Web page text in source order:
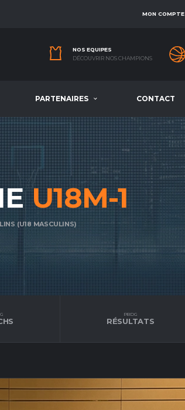
MON COMPTE
NOS EQUIPES
DÉCOUVRIR NOS CHAMPIONS
PARTENAIRES CONTACT
U18M-1
(U18 MASCULINS)
PBDG
RÉSULTATS